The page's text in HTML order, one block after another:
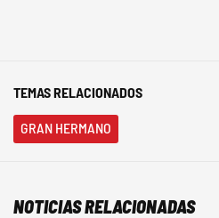
TEMAS RELACIONADOS
GRAN HERMANO
NOTICIAS RELACIONADAS